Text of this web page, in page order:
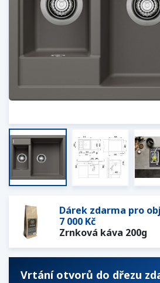
Dárek zdarma pro
7 000 Kč
Zrnková káva 200g
Vrtání otvorů do dřezu